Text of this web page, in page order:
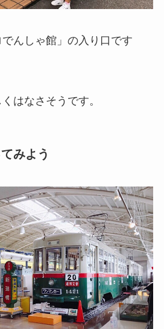
んしゃ館」の入り口です
はなさそうです。
みよう